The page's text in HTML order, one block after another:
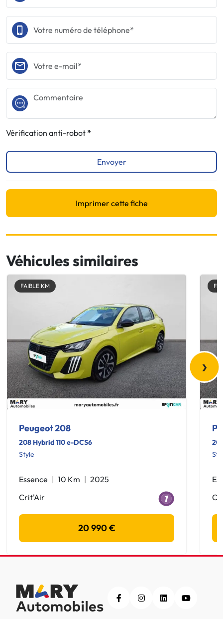
Vérification anti-robot
Envoyer
Imprimer cette fiche
Véhicules similaires
FAIBLE KM
Peugeot 208
208 Hybrid 110 e-DCS6
Style
Essence 10 Km
2025
Crit'Air
20 990 €
›